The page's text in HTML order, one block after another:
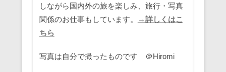
しながら国内外の旅を楽しみ、旅行・写真
関係のお仕事もしています。
→詳しくはこ
ちら
写真は自分で撮ったものです ＠Hiromi